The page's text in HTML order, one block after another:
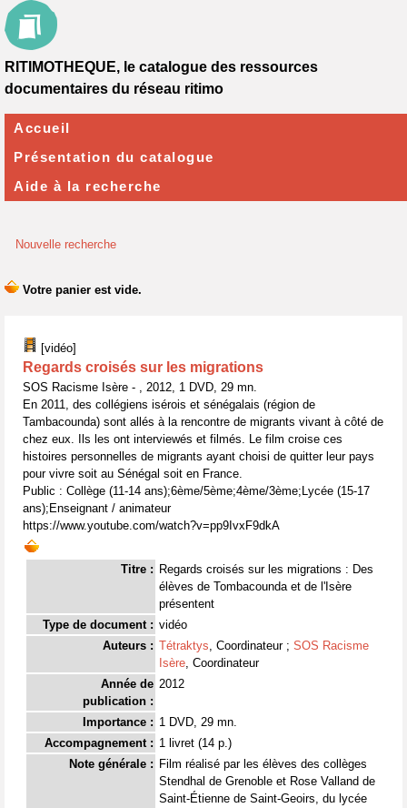
Nouvelle recherche
[vidéo]
Regards croisés sur les migrations
SOS Racisme Isère - , 2012, 1 DVD, 29 mn.
En 2011, des collégiens isérois et sénégalais (région de
Tambacounda) sont allés à la rencontre de migrants vivant à côté de
chez eux. Ils les ont interviewés et filmés. Le film croise ces
histoires personnelles de migrants ayant choisi de quitter leur pays
pour vivre soit au Sénégal soit en France.
Public : Collège (11-14 ans);6ème/5ème;4ème/3ème;Lycée (15-17
ans);Enseignant / animateur
https://www.youtube.com/watch?v=pp9IvxF9dkA
Titre : Regards croisés sur les migrations : Des
élèves de Tombacounda et de l'Isère
présentent
Type de document : vidéo
Auteurs : Tétraktys, Coordinateur ; SOS Racisme
Isère, Coordinateur
Année de
publication :
2012
Importance : 1 DVD, 29 mn.
Accompagnement : 1 livret (14 p.)
Note générale : Film réalisé par les élèves des collèges
Stendhal de Grenoble et Rose Valland de
Saint-Étienne de Saint-Geoirs, du lycée
RITIMOTHEQUE, le catalogue des ressources
documentaires du réseau ritimo
Accueil
Présentation du catalogue
Aide à la recherche